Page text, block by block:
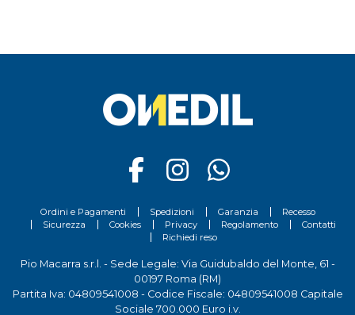
Ordini e Pagamenti Spedizioni Garanzia
Recesso
Sicurezza
Cookies Privacy Regolamento
Contatti
Richiedi reso
Pio Macarra s.r.l. - Sede Legale: Via Guidubaldo del Monte, 61 -
00197 Roma (RM)
Partita Iva: 04809541008 - Codice Fiscale: 04809541008 Capitale
Sociale 700.000 Euro i.v.